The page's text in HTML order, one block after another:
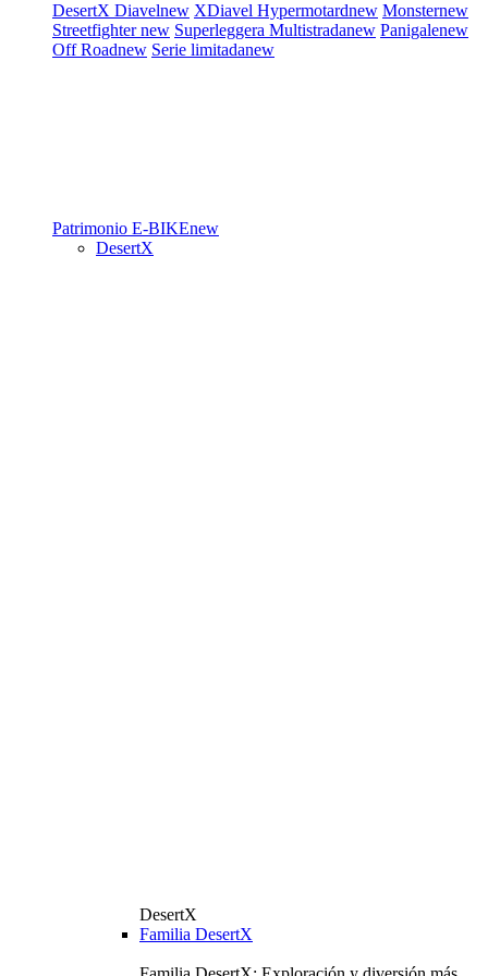
DesertX Diavelnew XDiavel Hypermotardnew Monsternew
Streetfighternew Superleggera Multistradanew Panigalenew
Off Roadnew Serie limitadanew
Patrimonio E-BIKEnew
DesertX
DesertX
Familia DesertX